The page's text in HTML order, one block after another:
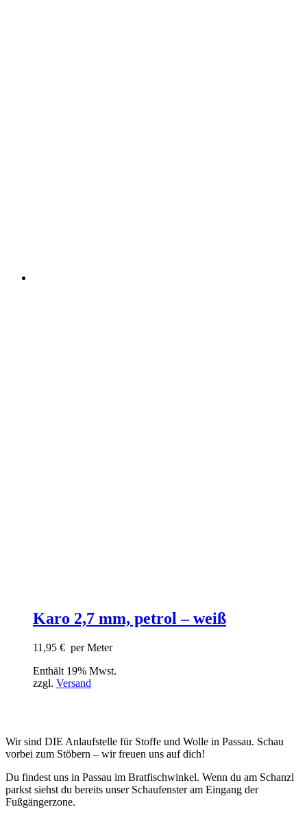
Karo 2,7 mm, petrol – weiß
11,95 € per Meter
Enthält 19% Mwst.
zzgl. Versand
Wir sind DIE Anlaufstelle für Stoffe und Wolle in Passau. Schau
vorbei zum Stöbern – wir freuen uns auf dich!
Du findest uns in Passau im Bratfischwinkel. Wenn du am Schanzl
parkst siehst du bereits unser Schaufenster am Eingang der
Fußgängerzone.